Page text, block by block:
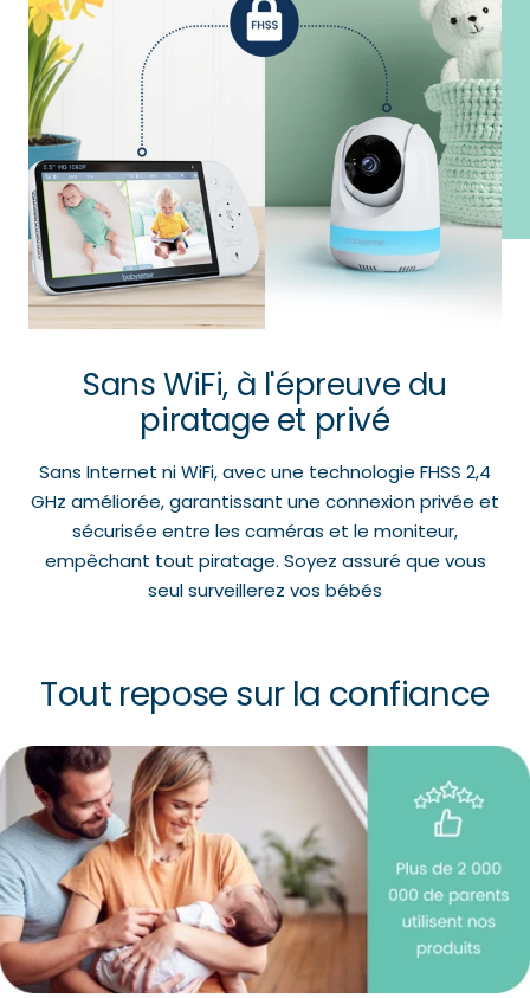
Sans WiFi, à l'épreuve du
piratage et privé
Sans Internet ni WiFi, avec une technologie FHSS 2,4
GHz améliorée, garantissant une connexion privée et
sécurisée entre les caméras et le moniteur,
empêchant tout piratage. Soyez assuré que vous
seul surveillerez vos bébés
Tout repose sur la confiance